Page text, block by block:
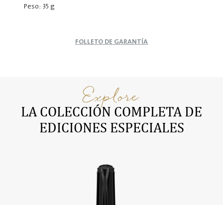
Peso: 35 g
FOLLETO DE GARANTÍA
Explore
LA COLECCIÓN COMPLETA DE
EDICIONES ESPECIALES